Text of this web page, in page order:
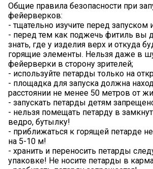
Общие правила безопасности при
фейерверков:
- тщательно изучите перед запуском
- перед тем как поджечь фитиль вы
знать, где у изделия верх и откуда
горящие элементы. Нельзя даже в
фейерверки в сторону зрителей;
- используйте петарды только на
- площадка для запуска должна
расстоянии не менее 50 метров от
- запускать петарды детям
- нельзя помещать петарду в
ведро, бутылку!
- приближаться к горящей петарде
на 5-10 м!
- хранить и переносить петарды
упаковке! Не носите петарды в